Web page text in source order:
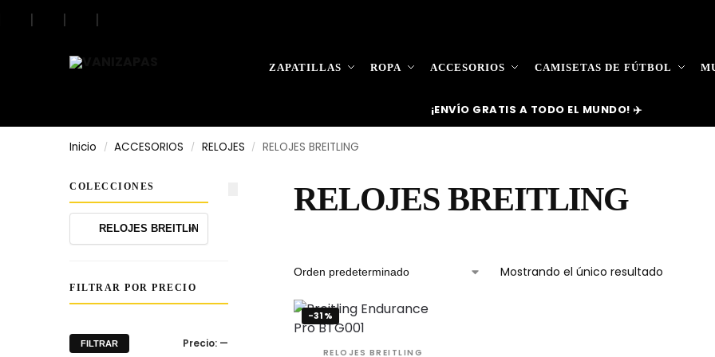
| | |
ZAPATILLAS ROPA ACCESORIOS CAMISETAS DE FÚTBOL
Search
¡ENVÍO GRATIS A TODO EL MUNDO! ✈️
Inicio / ACCESORIOS / RELOJES / RELOJES BREITLING
RELOJES BREITLING
Mostrando el único resultado
-31%
RELOJES BREITLING
COLECCIONES
FILTRAR POR PRECIO
FILTRAR Precio: —